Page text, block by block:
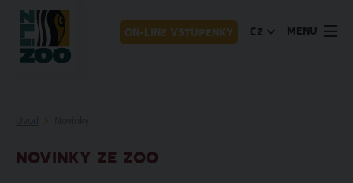
ON-LINE VSTUPENKY CZ MENU
NOVINKY ZE ZOO